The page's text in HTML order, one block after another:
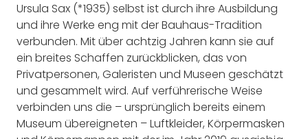
Ursula Sax (*1935) selbst ist durch ihre Ausbildung
und ihre Werke eng mit der Bauhaus-Tradition
verbunden. Mit über achtzig Jahren kann sie auf
ein breites Schaffen zurückblicken, das von
Privatpersonen, Galeristen und Museen geschätzt
und gesammelt wird. Auf verführerische Weise
verbinden uns die – ursprünglich bereits einem
Museum übereigneten – Luftkleider, Körpermasken